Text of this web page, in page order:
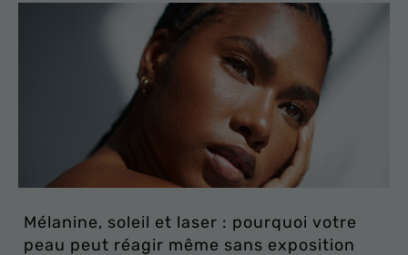
Mélanine, soleil et laser : pourquoi votre
peau peut réagir même sans exposition